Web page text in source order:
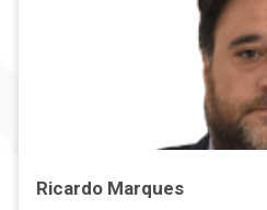
Ricardo Marques